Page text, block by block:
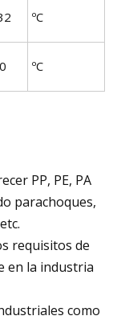
ºC
ºC
PP, PE, PA
parachoques,
requisitos de
en la industria
como